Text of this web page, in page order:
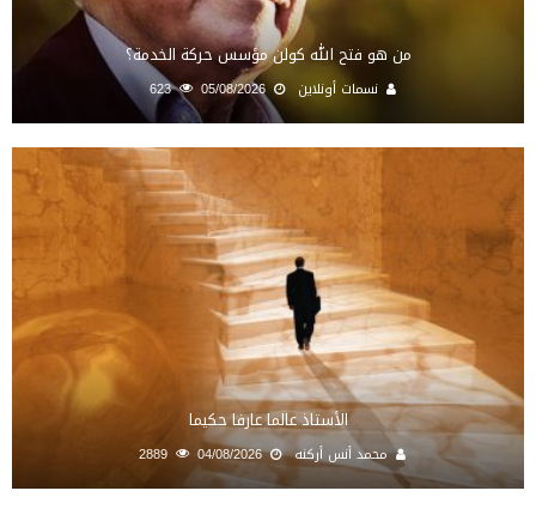
من هو فتح الله كولن مؤسس حركة الخدمة؟
نسمات أونلاين 05/08/2026
623
الأستاذ عالما عارفا حكيما
محمد أنس أركنه 04/08/2026